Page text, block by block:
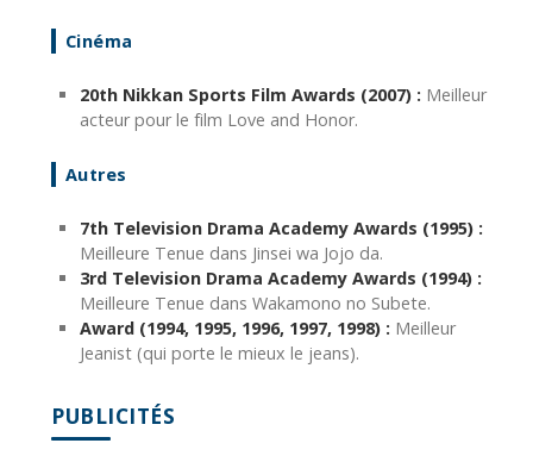
Cinéma
20th Nikkan Sports Film Awards (2007) : Meilleur
acteur pour le film Love and Honor.
Autres
7th Television Drama Academy Awards (1995) :
Meilleure Tenue dans Jinsei wa Jojo da.
3rd Television Drama Academy Awards (1994) :
Meilleure Tenue dans Wakamono no Subete.
Award (1994, 1995, 1996, 1997, 1998) : Meilleur
Jeanist (qui porte le mieux le jeans).
PUBLICITÉS